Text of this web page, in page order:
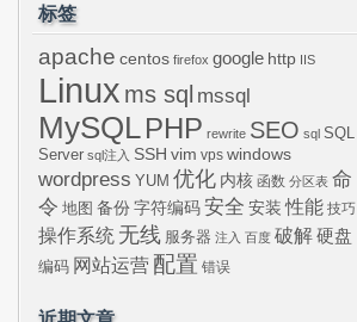
标签
apache centos firefox google http IIS
Linux ms sql mssql
MySQLPHP rewrite SEO sql SQL
Server sql注入 SSH vim vps windows
wordpress YUM 优化 内核 函数 分区表 命
令 地图 备份 字符编码 安全 安装 性能 技巧
操作系统 无线 服务器 注入 百度 破解硬盘
编码 网站运营 配置 错误